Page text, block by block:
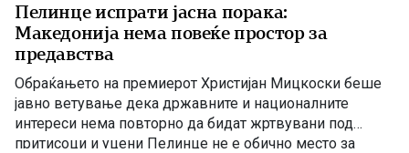
Пелинце испрати јасна порака:
Македонија нема повеќе простор за
предавства
Обраќањето на премиерот Христијан Мицкоски беше
јавно ветување дека државните и националните
интереси нема повторно да бидат жртвувани под
притисоци и уцени Пелинце не е обично место за